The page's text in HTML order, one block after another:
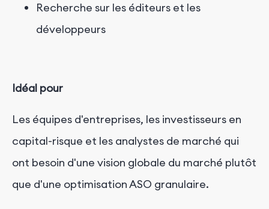
Recherche sur les éditeurs et les
développeurs
Idéal pour
Les équipes d'entreprises, les investisseurs en
capital-risque et les analystes de marché qui
ont besoin d'une vision globale du marché plutôt
que d'une optimisation ASO granulaire.